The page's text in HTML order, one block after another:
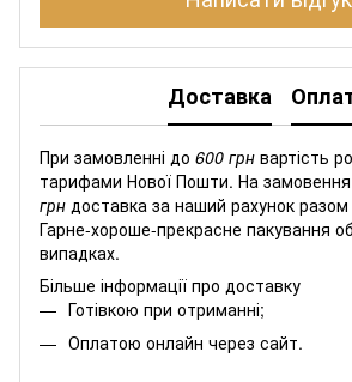
Доставка
При замовленні до 600 грн вартість
тарифами Нової Пошти. На замовення
грн доставка за наший рахунок
Гарне-хороше-прекрасне пакування
випадках.
Більше інформації про доставку
Готівкою при отриманні;
Оплатою онлайн через сайт.